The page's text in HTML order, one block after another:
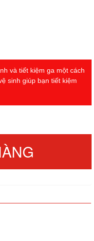
và tiết kiệm ga một cách
sinh giúp bạn tiết kiệm